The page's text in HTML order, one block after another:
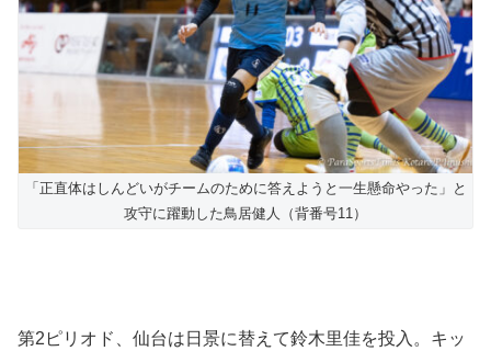
「正直体はしんどいがチームのために答えようと一生懸命やった」と
攻守に躍動した鳥居健人（背番号11）
第2ピリオド、仙台は日景に替えて鈴木里佳を投入。キッ